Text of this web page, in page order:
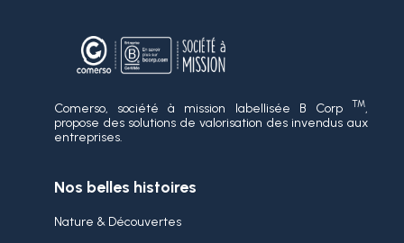
Comerso, société à mission labellisée B Corp TM,
propose des solutions de valorisation des invendus aux
entreprises.
Nos belles histoires
Nature & Découvertes